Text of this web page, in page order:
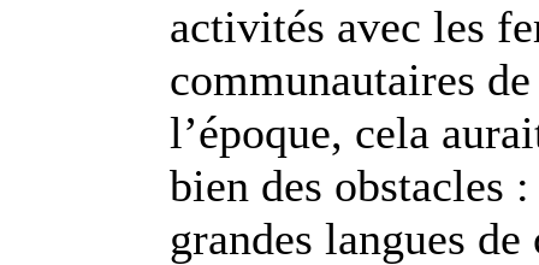
activités avec les
communautaires
l’époque, cela
bien des obstacles
grandes langues